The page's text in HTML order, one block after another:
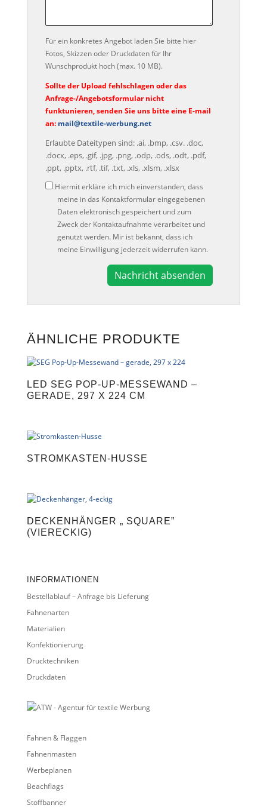
Für ein konkretes Angebot laden Sie bitte hier
Fotos, Skizzen oder Druckdaten für Ihr
Wunschprodukt hoch (max. 10 MB).
Sollte der Upload fehlschlagen oder das
Anfrage-/Angebotsformular nicht
funktunieren, senden Sie uns bitte eine E-mail
an: mail@textile-werbung.net
Erlaubte Dateitypen sind: .ai, .bmp, .csv. .doc,
.docx, .eps, .gif, .jpg, .png, .odp, .ods, .odt, .pdf,
.ppt, .pptx, .rtf, .tif, .txt, .xls, .xlsm, .xlsx
Datenschutz
Hiermit erkläre ich mich einverstanden, dass
meine in das Kontaktformular eingegebenen
Daten elektronisch gespeichert und zum
Zweck der Kontaktaufnahme verarbeitet und
genutzt werden. Mir ist bekannt, dass ich
meine Einwilligung jederzeit widerrufen kann.
l
r
a
t
i
ÄHNLICHE PRODUKTE
LED SEG POP-UP-MESSEWAND –
GERADE, 297 X 224 CM
STROMKASTEN-HUSSE
DECKENHÄNGER „ SQUARE”
(VIERECKIG)
INFORMATIONEN
Bestellablauf – Anfrage bis Lieferung
Fahnenarten
Materialien
Konfektionierung
Drucktechniken
Druckdaten
Fahnen & Flaggen
Fahnenmasten
Werbeplanen
Beachflags
Stoffbanner